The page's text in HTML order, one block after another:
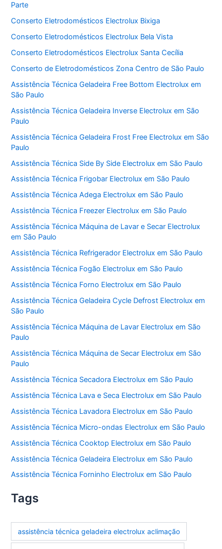
Parte
Conserto Eletrodomésticos Electrolux Bixiga
Conserto Eletrodomésticos Electrolux Bela Vista
Conserto Eletrodomésticos Electrolux Santa Cecília
Conserto de Eletrodomésticos Zona Centro de São Paulo
Assistência Técnica Geladeira Free Bottom Electrolux em
São Paulo
Assistência Técnica Geladeira Inverse Electrolux em São
Paulo
Assistência Técnica Geladeira Frost Free Electrolux em São
Paulo
Assistência Técnica Side By Side Electrolux em São Paulo
Assistência Técnica Frigobar Electrolux em São Paulo
Assistência Técnica Adega Electrolux em São Paulo
Assistência Técnica Freezer Electrolux em São Paulo
Assistência Técnica Máquina de Lavar e Secar Electrolux
em São Paulo
Assistência Técnica Refrigerador Electrolux em São Paulo
Assistência Técnica Fogão Electrolux em São Paulo
Assistência Técnica Forno Electrolux em São Paulo
Assistência Técnica Geladeira Cycle Defrost Electrolux em
São Paulo
Assistência Técnica Máquina de Lavar Electrolux em São
Paulo
Assistência Técnica Máquina de Secar Electrolux em São
Paulo
Assistência Técnica Secadora Electrolux em São Paulo
Assistência Técnica Lava e Seca Electrolux em São Paulo
Assistência Técnica Lavadora Electrolux em São Paulo
Assistência Técnica Micro-ondas Electrolux em São Paulo
Assistência Técnica Cooktop Electrolux em São Paulo
Assistência Técnica Geladeira Electrolux em São Paulo
Assistência Técnica Forninho Electrolux em São Paulo
Tags
assistência técnica geladeira electrolux aclimação